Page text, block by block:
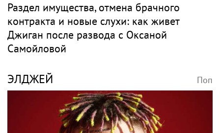
Раздел имущества, отмена брачного
контракта и новые слухи: как живет
Джиган после развода с Оксаной
Самойловой
ЭЛДЖЕЙ Поп